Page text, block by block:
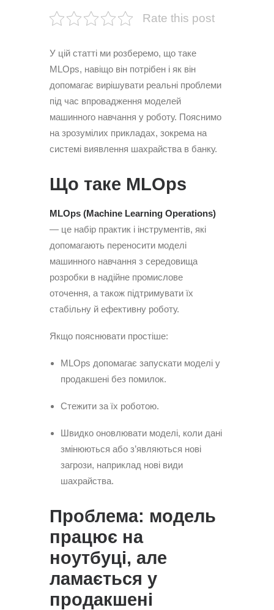
Rate this post
У цій статті ми розберемо, що таке
MLOps, навіщо він потрібен і як він
допомагає вирішувати реальні проблеми
під час впровадження моделей
машинного навчання у роботу. Пояснимо
на зрозумілих прикладах, зокрема на
системі виявлення шахрайства в банку.
Що таке MLOps
MLOps (Machine Learning Operations)
— це набір практик і інструментів, які
допомагають переносити моделі
машинного навчання з середовища
розробки в надійне промислове
оточення, а також підтримувати їх
стабільну й ефективну роботу.
Якщо пояснювати простіше:
MLOps допомагає запускати моделі у
продакшені без помилок.
Стежити за їх роботою.
Швидко оновлювати моделі, коли дані
змінюються або з’являються нові
загрози, наприклад нові види
шахрайства.
Проблема: модель
працює на
ноутбуці, але
ламається у
продакшені